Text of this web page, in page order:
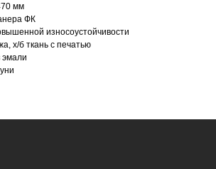
мм
ФК
износоустойчивости
х/б ткань с печатью
эмали
обратной связи,
нами
связи: